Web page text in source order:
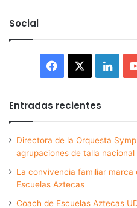
Social
Facebook
Entradas recientes
Directora de la Orquesta
agrupaciones de talla
La convivencia familiar marca
Escuelas Aztecas
Coach de Escuelas Aztecas